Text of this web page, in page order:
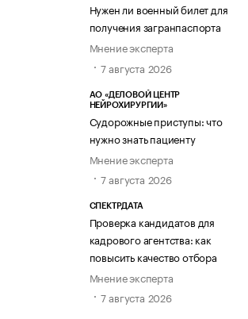
Нужен ли военный билет для
получения загранпаспорта
Мнение эксперта
7 августа 2026
АО «ДЕЛОВОЙ ЦЕНТР
НЕЙРОХИРУРГИИ»
Судорожные приступы: что
нужно знать пациенту
Мнение эксперта
7 августа 2026
СПЕКТРДАТА
Проверка кандидатов для
кадрового агентства: как
повысить качество отбора
Мнение эксперта
7 августа 2026